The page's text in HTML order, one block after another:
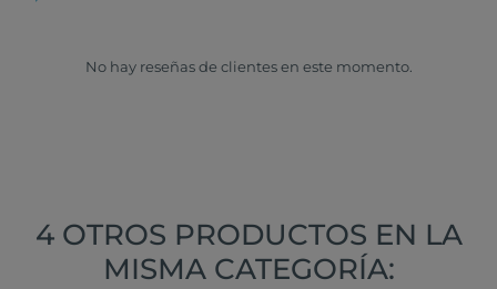
No hay reseñas de clientes en este momento.
4 OTROS PRODUCTOS EN LA
MISMA CATEGORÍA: